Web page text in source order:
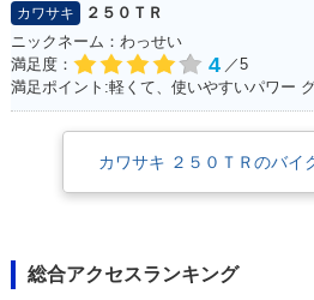
カワサキ
２５０ＴＲ
ニックネーム：わっせい
満足度：
4 ／5
カワサキ ２５０ＴＲのバイ
総合アクセスランキング